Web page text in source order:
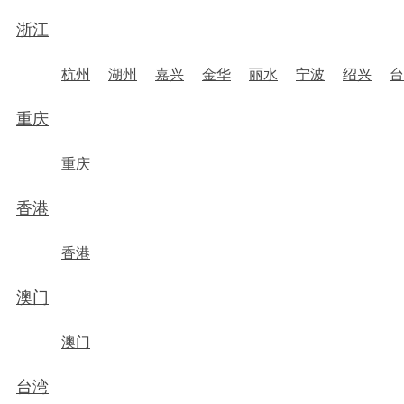
浙江
杭州 湖州 嘉兴 金华 丽水 宁波 绍兴
重庆
重庆
香港
香港
澳门
澳门
台湾